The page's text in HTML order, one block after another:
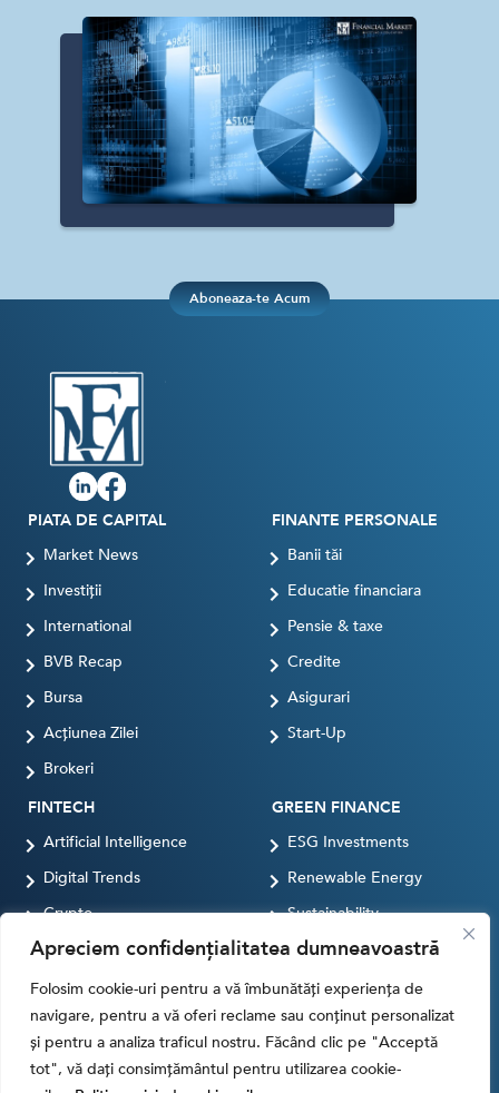
Apreciem confidențialitatea dumneavoastră
Folosim cookie-uri pentru a vă îmbunătăți experiența de
navigare, pentru a vă oferi reclame sau conținut personalizat
și pentru a analiza traficul nostru. Făcând clic pe "Acceptă
tot", vă dați consimțământul pentru utilizarea cookie-
Aboneaza-te Acum
PIATA DE CAPITAL
Market News
Investiții
International
BVB Recap
Bursa
Acțiunea Zilei
Brokeri
BROKERI
FINANTE PERSONALE
Banii tăi
Educatie financiara
Pensie & taxe
Credite
Asigurari
Start-Up
FINTECH
Artificial Intelligence
Digital Trends
Crypto
Digital payments
TERMENUL ZILEI
GREEN FINANCE
ESG Investments
Renewable Energy
Sustainability
Termeni si conditii